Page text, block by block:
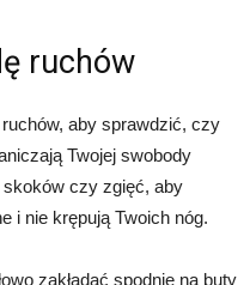
ruchów
aby sprawdzić, czy
Twojej swobody
czy zgięć, aby
i nie krępują Twoich nóg.
zakładać spodnie na buty